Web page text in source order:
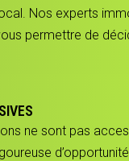
Nos experts
permettre de
ne sont pas